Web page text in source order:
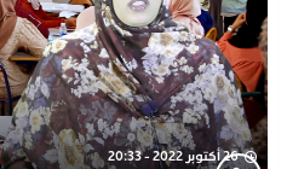
26 أكتوبر 2022 - 20:33